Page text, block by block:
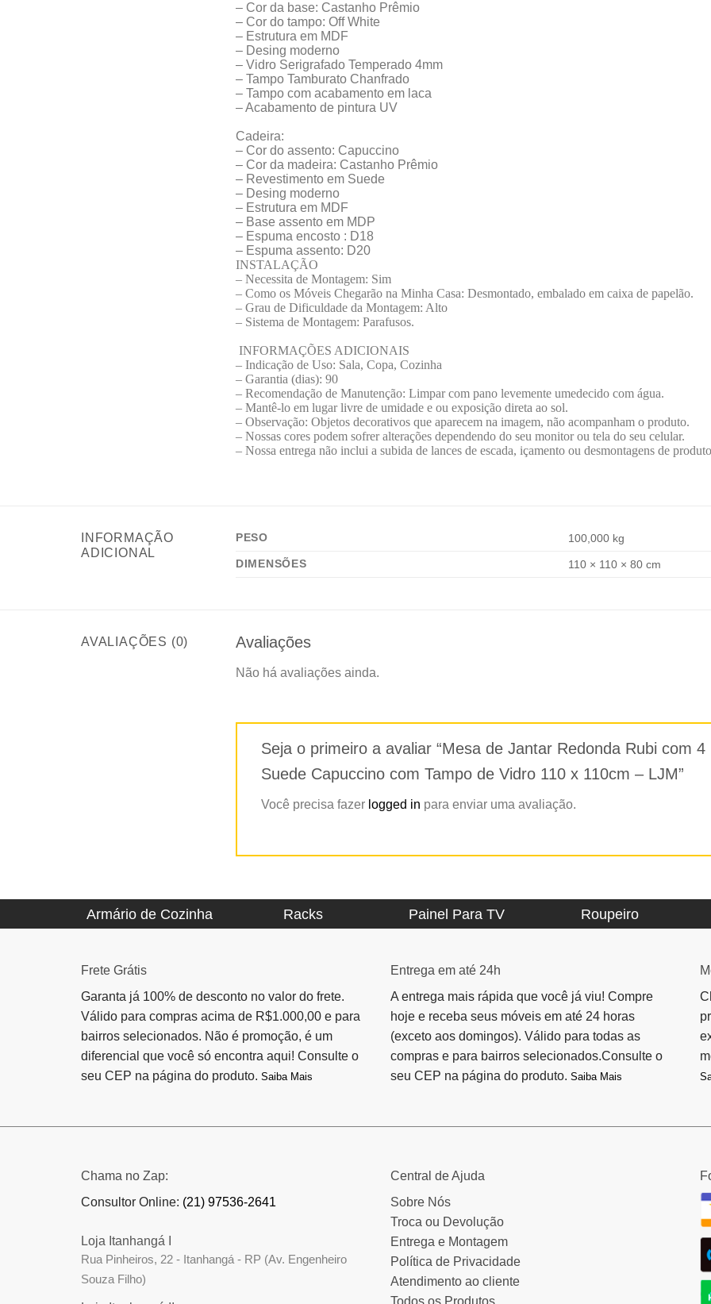
– Cor da base: Castanho Prêmio
– Cor do tampo: Off White
– Estrutura em MDF
– Desing moderno
– Vidro Serigrafado Temperado 4mm
– Tampo Tamburato Chanfrado
– Tampo com acabamento em laca
– Acabamento de pintura UV
Cadeira:
– Cor do assento: Capuccino
– Cor da madeira: Castanho Prêmio
– Revestimento em Suede
– Desing moderno
– Estrutura em MDF
– Base assento em MDP
– Espuma encosto : D18
– Espuma assento: D20
INSTALAÇÃO
– Necessita de Montagem: Sim
– Como os Móveis Chegarão na Minha Casa: Desmontado, embalado em caixa de papelão.
– Grau de Dificuldade da Montagem: Alto
– Sistema de Montagem: Parafusos.
INFORMAÇÕES ADICIONAIS
– Indicação de Uso: Sala, Copa, Cozinha
– Garantia (dias): 90
– Recomendação de Manutenção: Limpar com pano levemente umedecido com água.
– Mantê-lo em lugar livre de umidade e ou exposição direta ao sol.
– Observação: Objetos decorativos que aparecem na imagem, não acompanham o produto.
– Nossas cores podem sofrer alterações dependendo do seu monitor ou tela do seu celular.
– Nossa entrega não inclui a subida de lances de escada, içamento ou desmontagens de
INFORMAÇÃO
ADICIONAL
PESO
100,000 kg
DIMENSÕES
110 × 110 × 80 cm
AVALIAÇÕES (0) Avaliações
Não há avaliações ainda.
Seja o primeiro a avaliar “Mesa de Jantar Redonda Rubi com
Suede Capuccino com Tampo de Vidro 110 x 110cm – LJM”
Você precisa fazer logged in para enviar uma avaliação.
Armário de Cozinha Racks Painel Para TV Roupeiro
Frete Grátis
Garanta já 100% de desconto no valor do frete.
Válido para compras acima de R$1.000,00 e para
bairros selecionados. Não é promoção, é um
diferencial que você só encontra aqui! Consulte o
seu CEP na página do produto. Saiba Mais
Entrega em até 24h
A entrega mais rápida que você já viu! Compre
hoje e receba seus móveis em até 24 horas
(exceto aos domingos). Válido para todas as
compras e para bairros selecionados.Consulte o
seu CEP na página do produto. Saiba Mais
Chama no Zap:
Consultor Online: (21) 97536-2641
Loja Itanhangá I
Rua Pinheiros, 22 - Itanhangá - RP (Av. Engenheiro
Souza Filho)
Central de Ajuda
Sobre Nós
Troca ou Devolução
Entrega e Montagem
Política de Privacidade
Atendimento ao cliente
Todos os Produtos